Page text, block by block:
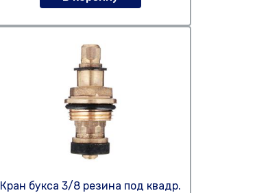
Кран букса 3/8 резина под квадр.